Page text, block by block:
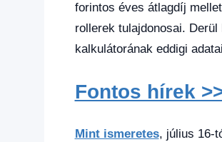
forintos éves átlagdíj
rollerek tulajdonosai.
kalkulátorának eddigi
Fontos hírek
Mint ismeretes, július 16-